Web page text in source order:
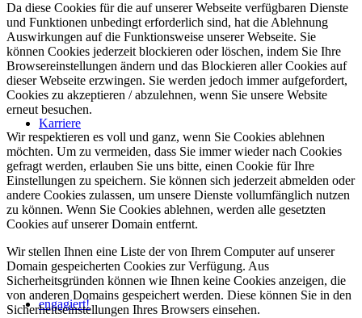
Karriere
engagiert!
Da diese Cookies für die auf unserer Webseite verfügbaren Dienste
und Funktionen unbedingt erforderlich sind, hat die Ablehnung
Auswirkungen auf die Funktionsweise unserer Webseite. Sie
können Cookies jederzeit blockieren oder löschen, indem Sie Ihre
Browsereinstellungen ändern und das Blockieren aller Cookies auf
dieser Webseite erzwingen. Sie werden jedoch immer aufgefordert,
Cookies zu akzeptieren / abzulehnen, wenn Sie unsere Website
erneut besuchen.
Wir respektieren es voll und ganz, wenn Sie Cookies ablehnen
möchten. Um zu vermeiden, dass Sie immer wieder nach Cookies
gefragt werden, erlauben Sie uns bitte, einen Cookie für Ihre
Einstellungen zu speichern. Sie können sich jederzeit abmelden oder
andere Cookies zulassen, um unsere Dienste vollumfänglich nutzen
zu können. Wenn Sie Cookies ablehnen, werden alle gesetzten
Cookies auf unserer Domain entfernt.
Wir stellen Ihnen eine Liste der von Ihrem Computer auf unserer
Domain gespeicherten Cookies zur Verfügung. Aus
Sicherheitsgründen können wie Ihnen keine Cookies anzeigen, die
von anderen Domains gespeichert werden. Diese können Sie in den
Sicherheitseinstellungen Ihres Browsers einsehen.